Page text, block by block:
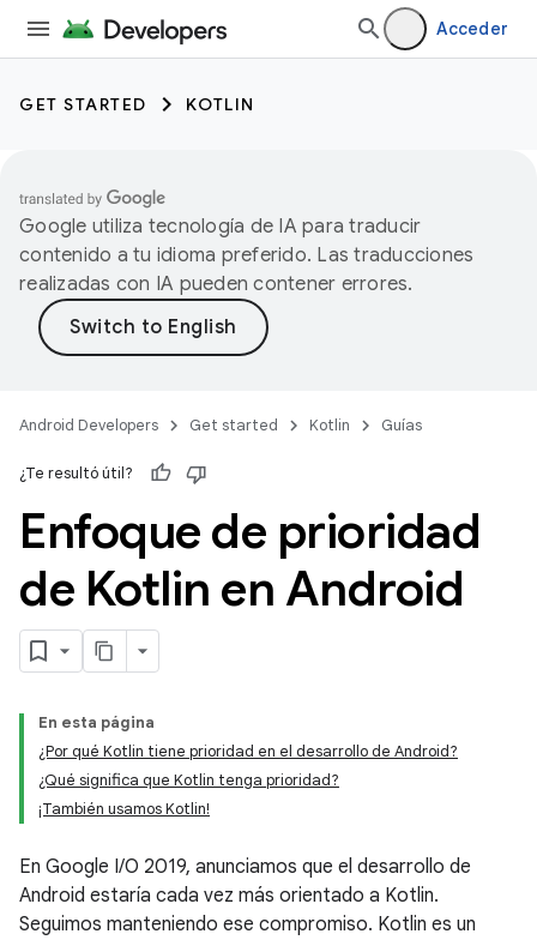
Acceder
GET STARTED KOTLIN
Google utiliza tecnología de IA para traducir
contenido a tu idioma preferido. Las traducciones
realizadas con IA pueden contener errores.
Android Developers Get started Kotlin Guías
¿Te resultó útil?
Enfoque de prioridad
de Kotlin en Android
En esta página
¿Por qué Kotlin tiene prioridad en el desarrollo de Android?
¿Qué significa que Kotlin tenga prioridad?
¡También usamos Kotlin!
En Google I/O 2019, anunciamos que el desarrollo de
Android estaría cada vez más orientado a Kotlin.
Seguimos manteniendo ese compromiso. Kotlin es un